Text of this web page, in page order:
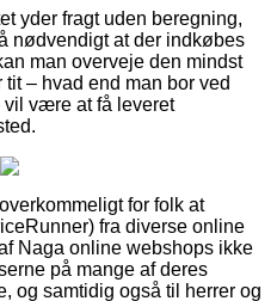
yder fragt uden beregning,
nødvendigt at der indkøbes
man overveje den mindst
– hvad end man bor ved
vil være at få leveret
for folk at
fra diverse online
Naga online webshops ikke
på mange af deres
og samtidig også til herrer og